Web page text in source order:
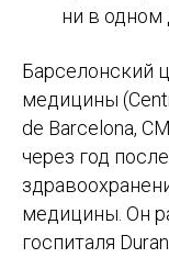
ни в одном
Барселонский
медицины
de Barcelona,
через год
медицины. Он
госпиталя